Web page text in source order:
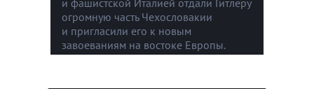
огромную часть Чехословакии
и пригласили его к новым
завоеваниям на востоке Европы.